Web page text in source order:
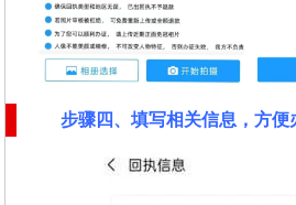
步骤四、填写相关信息，方便